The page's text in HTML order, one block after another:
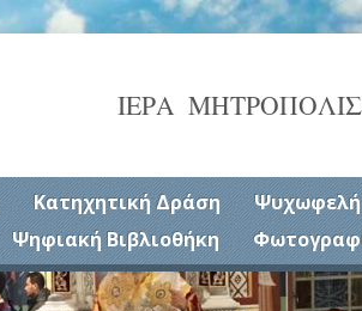
ΙΕΡΑ
Κατηχητική Δράση
Ψηφιακή Βιβλιοθήκη